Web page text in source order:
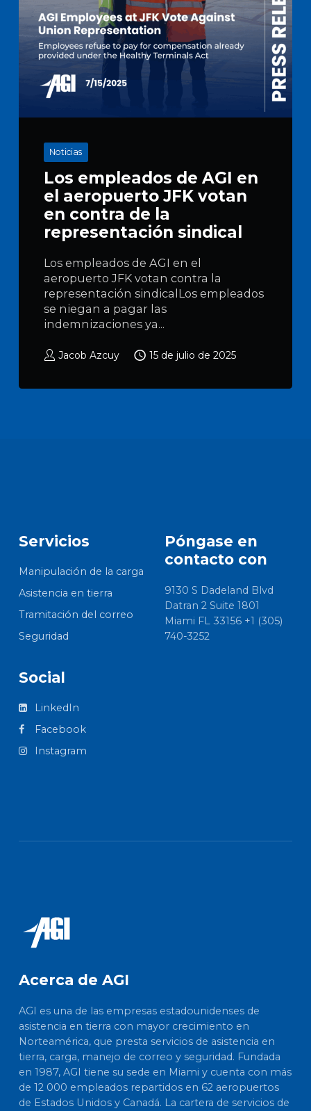
Noticias
Los empleados de AGI en
el aeropuerto JFK votan
en contra de la
representación sindical
Los empleados de AGI en el
aeropuerto JFK votan contra la
representación sindicalLos empleados
se niegan a pagar las
indemnizaciones ya...
Jacob Azcuy 15 de julio de 2025
Servicios
Manipulación de la carga
Asistencia en tierra
Tramitación del correo
Seguridad
Póngase en
contacto con
9130 S Dadeland Blvd
Datran 2 Suite 1801
Miami FL 33156 +1 (305)
740-3252
Social
LinkedIn
Facebook
Instagram
Acerca de AGI
AGI es una de las empresas estadounidenses de
asistencia en tierra con mayor crecimiento en
Norteamérica, que presta servicios de asistencia en
tierra, carga, manejo de correo y seguridad. Fundada
en 1987, AGI tiene su sede en Miami y cuenta con más
de 12 000 empleados repartidos en 62 aeropuertos
de Estados Unidos y Canadá. La cartera de servicios de